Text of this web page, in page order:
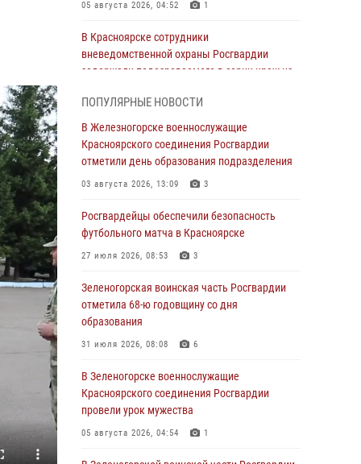
05 августа 2026, 04:52 1
В Красноярске сотрудники
вневедомственной охраны Росгвардии
задержали подозреваемого в серии краж из
Сотрудники Росгвардии обеспечили
общественный порядок во время
проведения экстремального заплыва в
04 августа 2026, 08:36 1
В Красноярске сотрудники Росгвардии
супермаркета
04 августа 2026, 06:50
Военнослужащие Красноярского соединения
с тонкостями РХБ защиты
03 августа 2026, 13:12 2
В Железногорске военнослужащие
отметили день образования подразделения
ПОПУЛЯРНЫЕ НОВОСТИ
В Железногорске военнослужащие
Красноярского соединения Росгвардии
отметили день образования подразделения
03 августа 2026, 13:09 3
Росгвардейцы обеспечили безопасность
футбольного матча в Красноярске
27 июля 2026, 08:53 3
Зеленогорская воинская часть Росгвардии
отметила 68-ю годовщину со дня
образования
31 июля 2026, 08:08 6
В Зеленогорске военнослужащие
Красноярского соединения Росгвардии
провели урок мужества
05 августа 2026, 04:54 1